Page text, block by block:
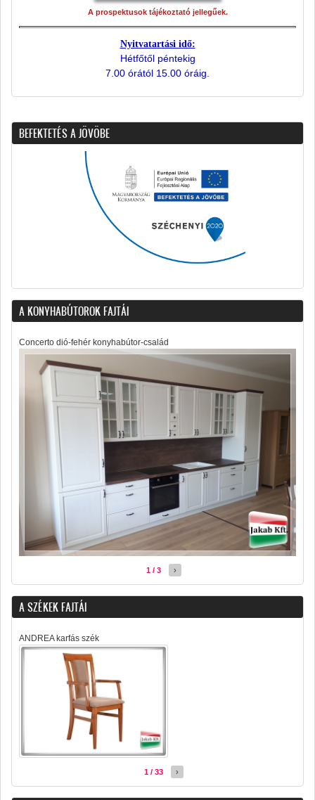
A prospektusok tájékoztató jellegűek.
Nyitvatartási idő:
Hétfőtől péntekig
7.00 órától 15.00 óráig.
BEFEKTETÉS A JÖVÖBE
A KONYHABÚTOROK FAJTÁI
Concerto dió-fehér konyhabútor-család
1 / 3 ›
A SZÉKEK FAJTÁI
ANDREA karfás szék
1 / 33 ›